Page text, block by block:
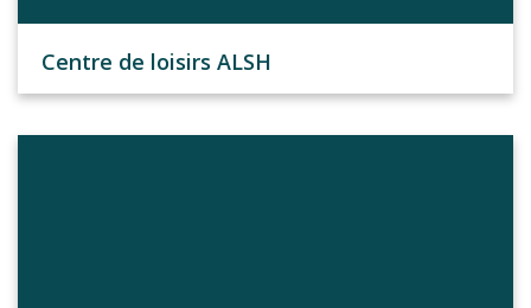
Centre de loisirs ALSH